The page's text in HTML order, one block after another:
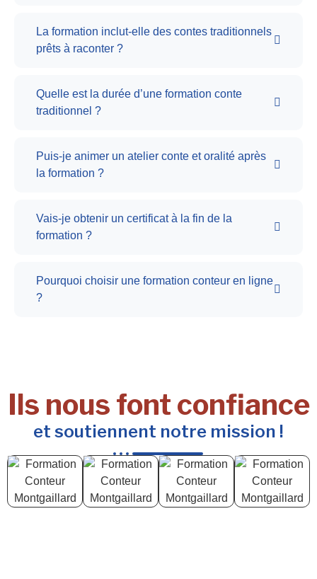
La formation inclut-elle des contes traditionnels
prêts à raconter ?
Quelle est la durée d’une formation conte
traditionnel ?
Puis-je animer un atelier conte et oralité après
la formation ?
Vais-je obtenir un certificat à la fin de la
formation ?
Pourquoi choisir une formation conteur en ligne
?
Ils nous font confiance
et soutiennent notre mission !